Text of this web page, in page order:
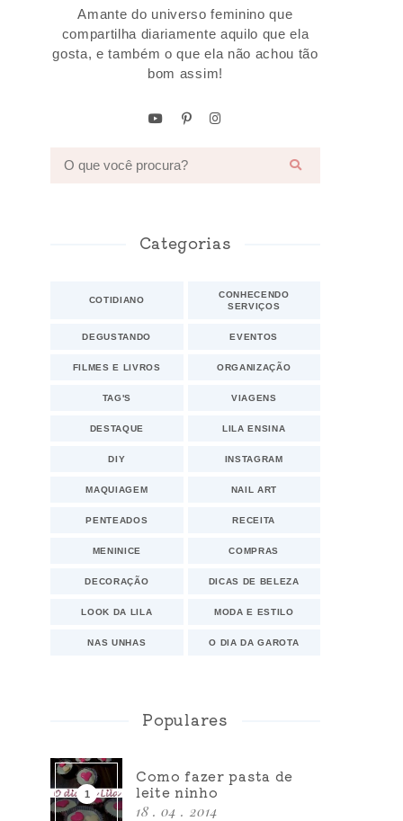
Amante do universo feminino que
compartilha diariamente aquilo que ela
gosta, e também o que ela não achou tão
bom assim!
Categorias
COTIDIANO
CONHECENDO
SERVIÇOS
DEGUSTANDO EVENTOS
FILMES E LIVROS ORGANIZAÇÃO
TAG'S VIAGENS
DESTAQUE LILA ENSINA
DIY INSTAGRAM
MAQUIAGEM NAIL ART
PENTEADOS RECEITA
MENINICE COMPRAS
DECORAÇÃO DICAS DE BELEZA
LOOK DA LILA MODA E ESTILO
NAS UNHAS O DIA DA GAROTA
Populares
Como fazer pasta de
leite ninho
18 . 04 . 2014